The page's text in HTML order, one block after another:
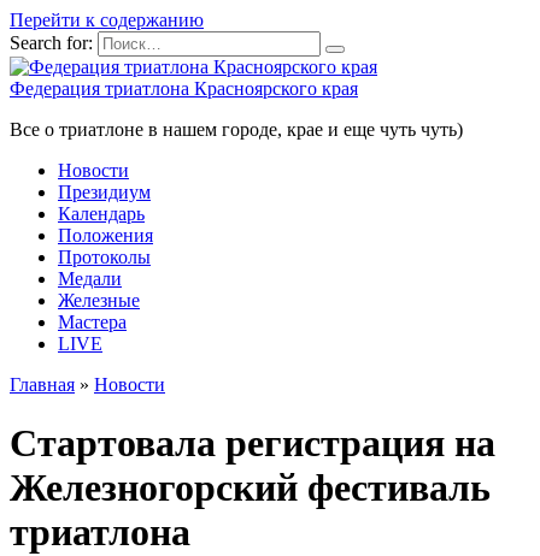
Перейти к содержанию
Search for:
Федерация триатлона Красноярского края
Все о триатлоне в нашем городе, крае и еще чуть чуть)
Новости
Президиум
Календарь
Положения
Протоколы
Медали
Железные
Мастера
LIVE
Главная » Новости
Стартовала регистрация на
Железногорский фестиваль
триатлона